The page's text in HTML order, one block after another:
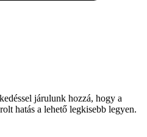
járulunk hozzá, hogy a
hatás a lehető legkisebb legyen.